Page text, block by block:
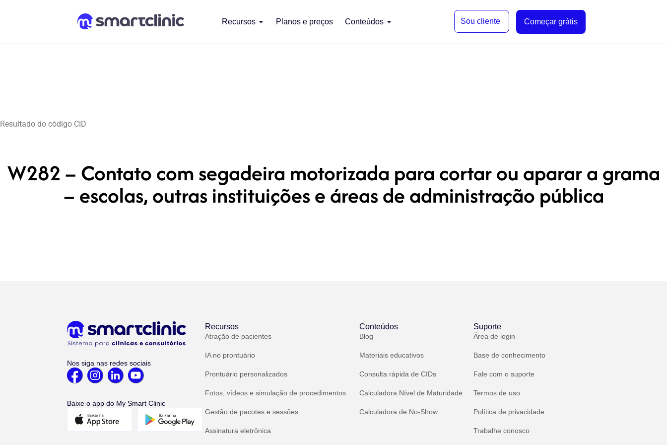
Recursos Planos e preços Conteúdos Sou cliente Começar grátis
Resultado do código CID
W282 – Contato com segadeira motorizada para cortar ou aparar a grama
– escolas, outras instituições e áreas de administração pública
Nos siga nas redes sociais
Baixe o app do My Smart Clinic
Recursos
Atração de pacientes
IA no prontuário
Prontuário personalizados
Fotos, vídeos e simulação de procedimentos
Gestão de pacotes e sessões
Assinatura eletrônica
Conteúdos
Blog
Materiais educativos
Consulta rápida de CIDs
Calculadora Nível de Maturidade
Calculadora de No-Show
Suporte
Área de login
Base de conhecimento
Fale com o suporte
Termos de uso
Política de privacidade
Trabalhe conosco